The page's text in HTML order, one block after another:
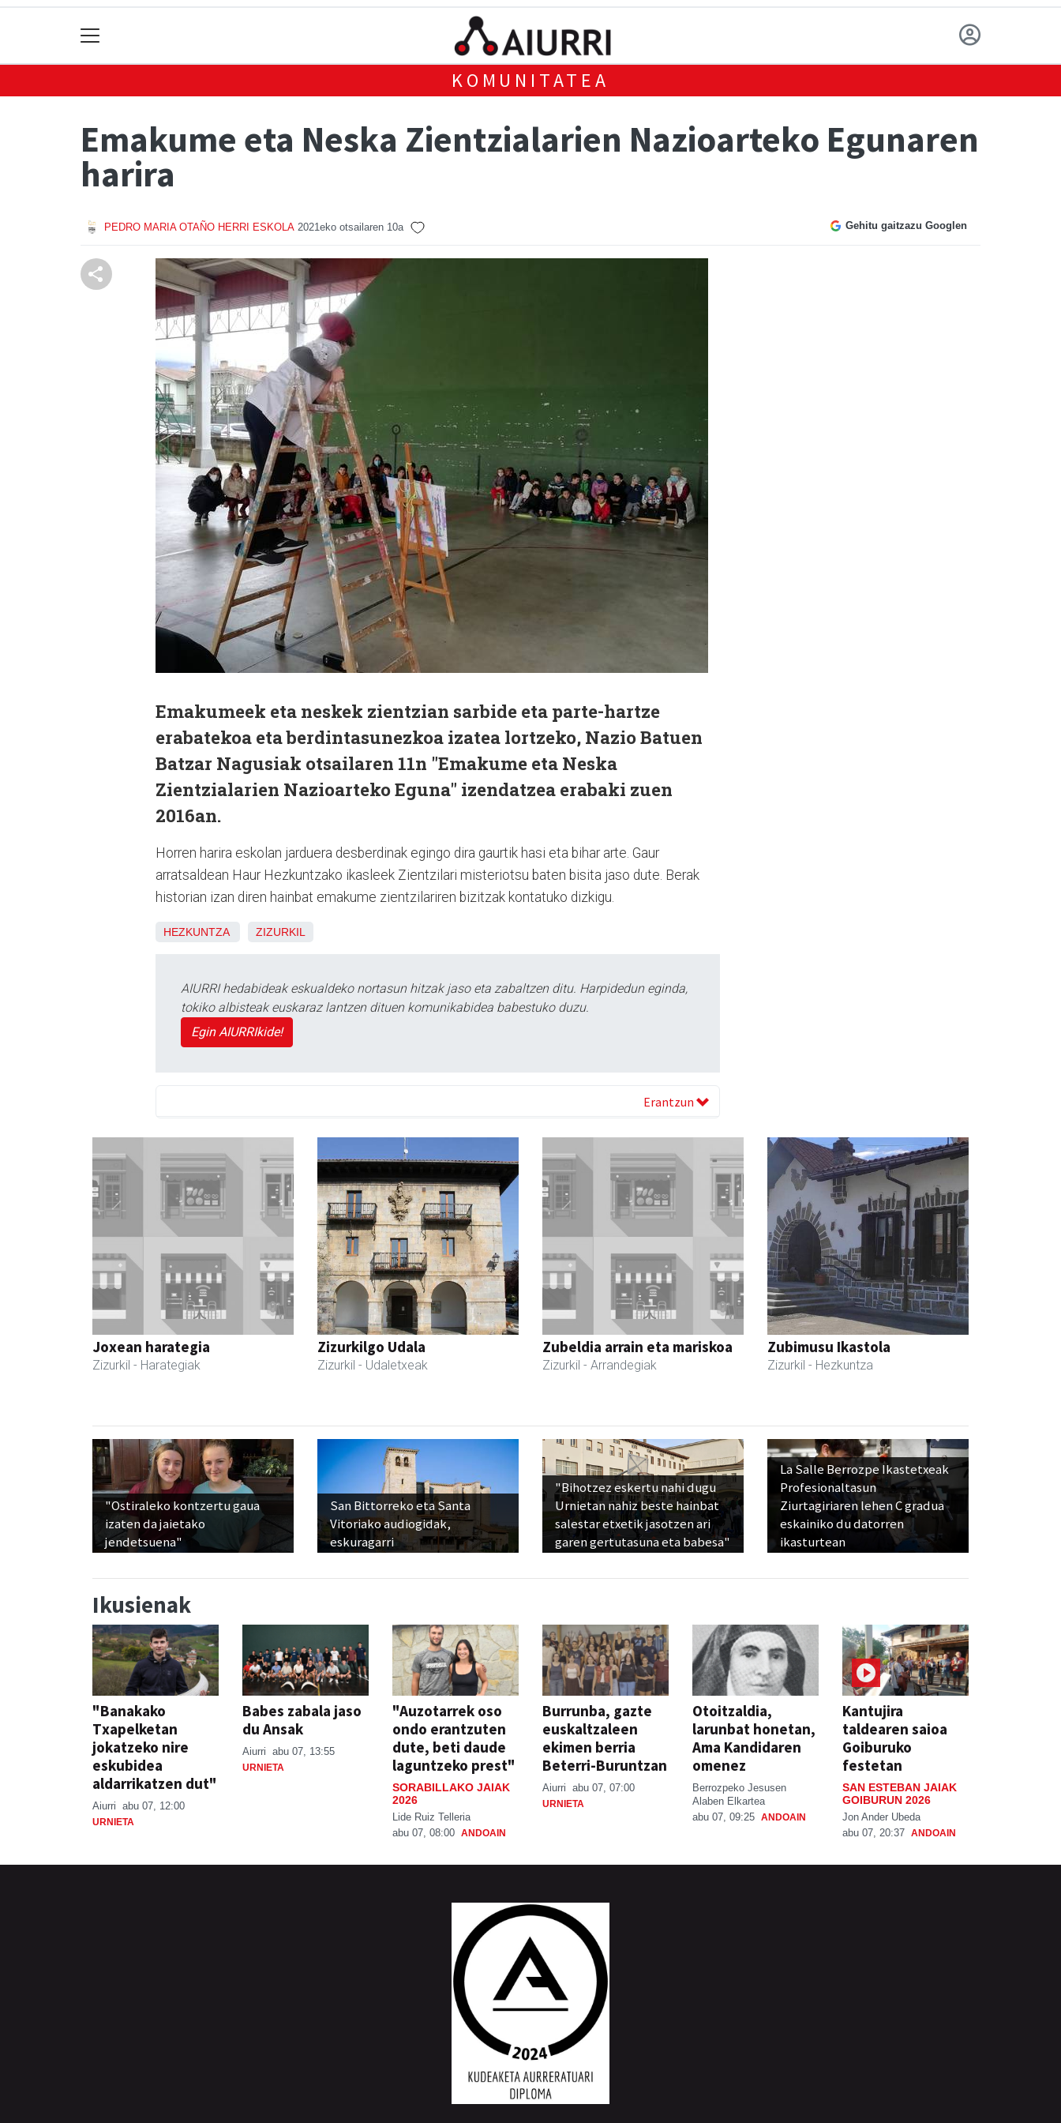
KOMUNITATEA
Emakume eta Neska Zientzialarien Nazioarteko Egunaren
harira
PEDRO MARIA OTAÑO HERRI ESKOLA 2021eko otsailaren 10a Gehitu gaitzazu Googlen
Emakumeek eta neskek zientzian sarbide eta parte-hartze
erabatekoa eta berdintasunezkoa izatea lortzeko, Nazio Batuen
Batzar Nagusiak otsailaren 11n "Emakume eta Neska
Zientzialarien Nazioarteko Eguna" izendatzea erabaki zuen
2016an.
Horren harira eskolan jarduera desberdinak egingo dira gaurtik hasi eta bihar arte. Gaur
arratsaldean Haur Hezkuntzako ikasleek Zientzilari misteriotsu baten bisita jaso dute. Berak
historian izan diren hainbat emakume zientzilariren bizitzak kontatuko dizkigu.
HEZKUNTZA ZIZURKIL
AIURRI hedabideak eskualdeko nortasun hitzak jaso eta zabaltzen ditu. Harpidedun eginda,
tokiko albisteak euskaraz lantzen dituen komunikabidea babestuko duzu.
Egin AIURRIkide!
Erantzun
Joxean harategia
Zizurkil - Harategiak
Zizurkilgo Udala
Zizurkil - Udaletxeak
Zubeldia arrain eta mariskoa
Zizurkil - Arrandegiak
Zubimusu Ikastola
Zizurkil - Hezkuntza
"Ostiraleko kontzertu gaua
izaten da jaietako
jendetsuena"
San Bittorreko eta Santa
Vitoriako audiogidak,
eskuragarri
"Bihotzez eskertu nahi dugu
Urnietan nahiz beste hainbat
salestar etxetik jasotzen ari
garen gertutasuna eta babesa"
La Salle Berrozpe Ikastetxeak
Profesionaltasun
Ziurtagiriaren lehen C gradua
eskainiko du datorren
ikasturtean
Ikusienak
"Banakako
Txapelketan
jokatzeko nire
eskubidea
aldarrikatzen dut"
Aiurri abu 07, 12:00
URNIETA
Babes zabala jaso
du Ansak
Aiurri abu 07, 13:55
URNIETA
"Auzotarrek oso
ondo erantzuten
dute, beti daude
laguntzeko prest"
SORABILLAKO JAIAK
2026
Lide Ruiz Telleria
abu 07, 08:00 ANDOAIN
Burrunba, gazte
euskaltzaleen
ekimen berria
Beterri-Buruntzan
Aiurri abu 07, 07:00
URNIETA
Otoitzaldia,
larunbat honetan,
Ama Kandidaren
omenez
Berrozpeko Jesusen
Alaben Elkartea
abu 07, 09:25 ANDOAIN
Kantujira
taldearen saioa
Goiburuko
festetan
SAN ESTEBAN JAIAK
GOIBURUN 2026
Jon Ander Ubeda
abu 07, 20:37 ANDOAIN